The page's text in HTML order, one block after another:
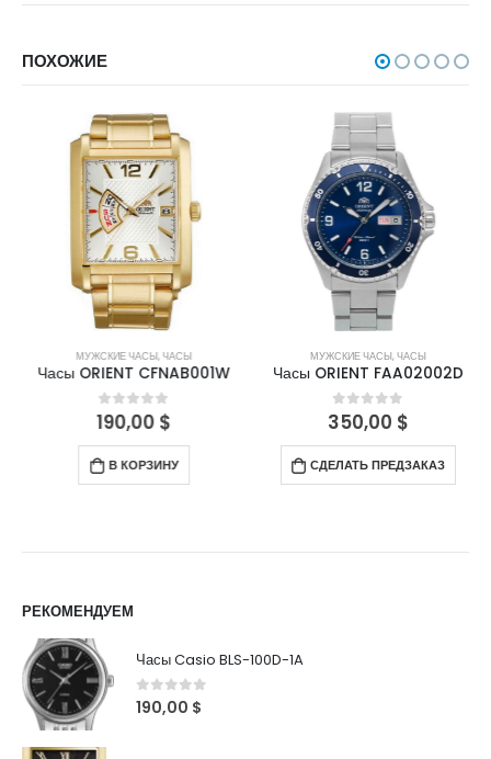
ПОХОЖИЕ
МУЖСКИЕ ЧАСЫ,ЧАСЫ
Часы ORIENT CFNAB001W
0out of 5
190,00$
В КОРЗИНУ
МУЖСКИЕ ЧАСЫ,ЧАСЫ
Часы ORIENT FAA02002D
0out of 5
350,00 $
СДЕЛАТЬ ПРЕДЗАКАЗ
РЕКОМЕНДУЕМ
Часы Casio BLS-100D-1A
0out of 5
190,00 $